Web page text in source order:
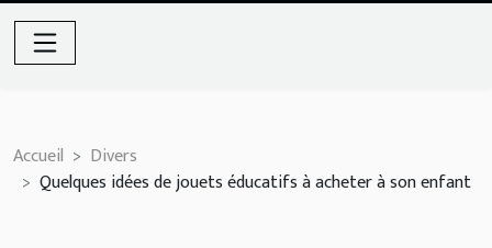
Accueil
Divers
Quelques idées de jouets éducatifs à acheter à son enfant